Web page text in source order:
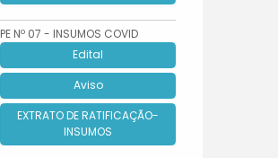
PE Nº 07 - INSUMOS COVID
Edital
Aviso
EXTRATO DE RATIFICAÇÃO-
INSUMOS